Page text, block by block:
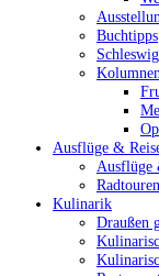
Buchtipps
Ausflüge &
Ausflüge
Radtouren
Kulinarik
Draußen